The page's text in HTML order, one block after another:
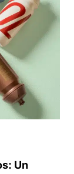
Un